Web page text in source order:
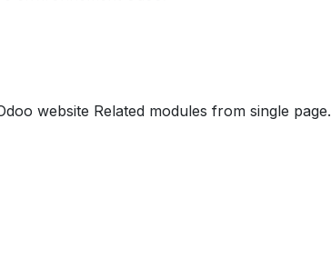
website Related modules from single page.